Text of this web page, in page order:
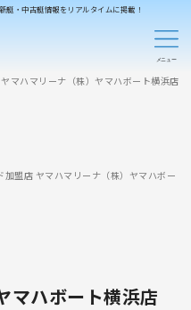
艇・中古艇情報をリアルタイムに掲載！
マハマリーナ（株）ヤマハボート横浜店
加盟店 ヤマハマリーナ（株）ヤマハボー
マハボート横浜店